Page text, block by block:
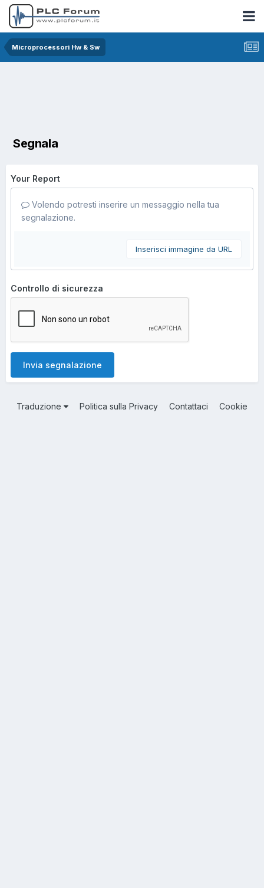
Microprocessori Hw & Sw
Segnala
Your Report
Volendo potresti inserire un messaggio nella tua
segnalazione.
Inserisci immagine da URL
Controllo di sicurezza
Invia segnalazione
Traduzione Politica sulla Privacy Contattaci Cookie